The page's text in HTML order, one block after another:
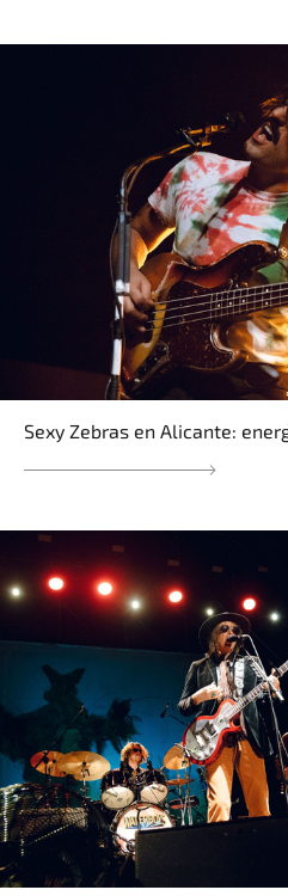
Sexy Zebras en Alicante: